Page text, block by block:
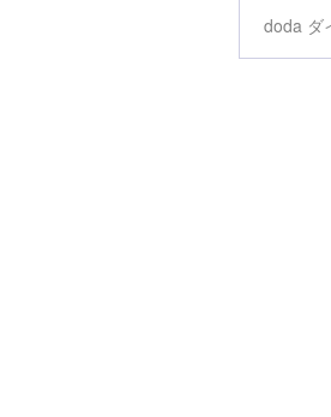
doda ダ